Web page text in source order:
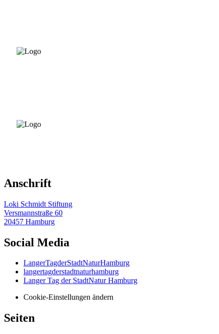
Anschrift
Loki Schmidt Stiftung
Versmannstraße 60
20457 Hamburg
Social Media
LangerTagderStadtNaturHamburg
langertagderstadtnaturhamburg
Langer Tag der StadtNatur Hamburg
Cookie-Einstellungen ändern
Seiten